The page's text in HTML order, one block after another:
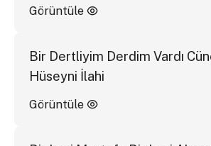
Görüntüle
Bir Dertliyim Derdim Vardı
Hüseyni İlahi
Görüntüle